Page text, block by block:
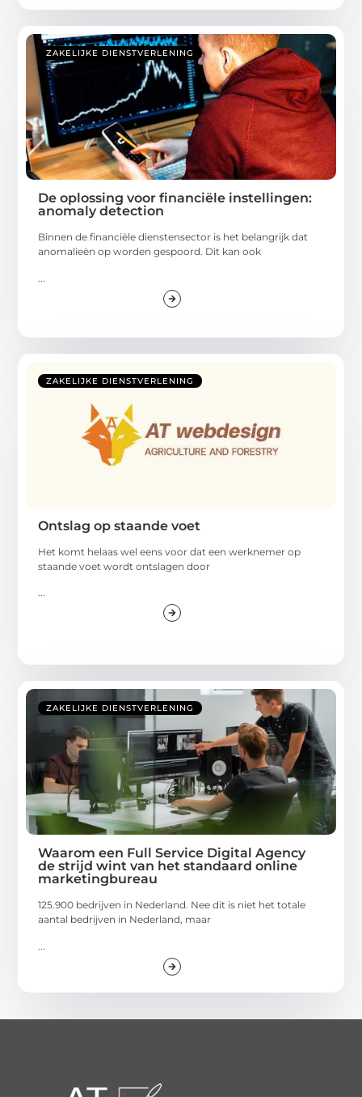
ZAKELIJKE DIENSTVERLENING
De oplossing voor financiële instellingen:
anomaly detection
Binnen de financiële dienstensector is het belangrijk dat
anomalieën op worden gespoord. Dit kan ook
ZAKELIJKE DIENSTVERLENING
Ontslag op staande voet
Het komt helaas wel eens voor dat een werknemer op
staande voet wordt ontslagen door
...
ZAKELIJKE DIENSTVERLENING
Waarom een Full Service Digital Agency
de strijd wint van het standaard online
marketingbureau
125.900 bedrijven in Nederland. Nee dit is niet het totale
aantal bedrijven in Nederland, maar